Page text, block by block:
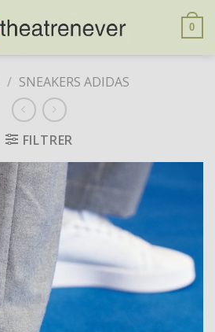
0
/ SNEAKERS ADIDAS
FILTRER